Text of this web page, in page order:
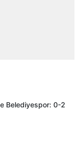
Belediyespor: 0-2